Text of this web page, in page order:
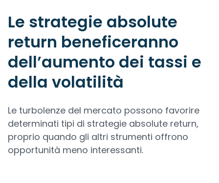
Le strategie absolute
return beneficeranno
dell’aumento dei tassi e
della volatilità
Le turbolenze del mercato possono favorire
determinati tipi di strategie absolute return,
proprio quando gli altri strumenti offrono
opportunità meno interessanti.